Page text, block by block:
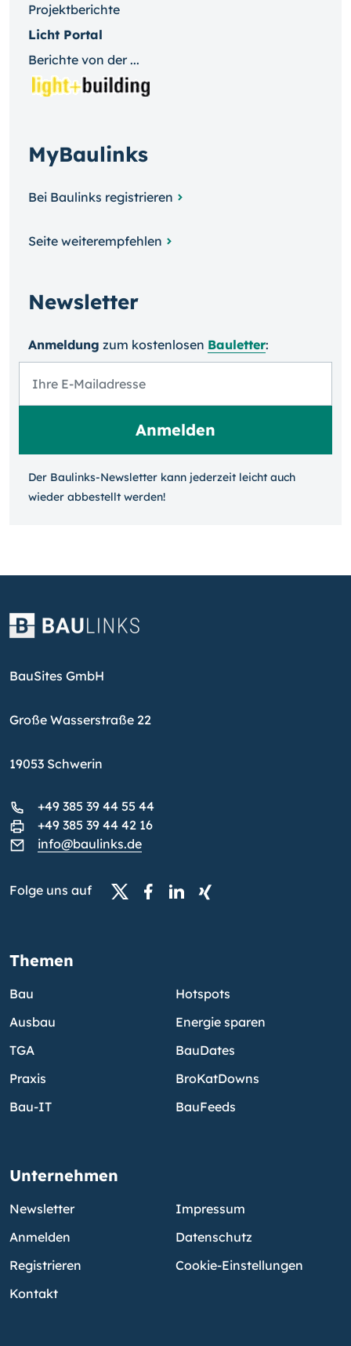
Projektberichte
Licht Portal
Berichte von der ...
MyBaulinks
Bei Baulinks registrieren
Seite weiterempfehlen
Newsletter
Anmeldung zum kosten­losen Bauletter:
Der Baulinks-Newsletter kann jeder­zeit leicht auch
wieder ab­bestellt werden!
BauSites GmbH
Große Wasserstraße 22
19053 Schwerin
+49 385 39 44 55 44
+49 385 39 44 42 16
info@baulinks.de
Folge uns auf
Themen
Bau
Ausbau
TGA
Praxis
Bau-IT
Hotspots
Energie sparen
BauDates
BroKatDowns
BauFeeds
Unternehmen
Newsletter
Anmelden
Registrieren
Kontakt
Impressum
Datenschutz
Cookie-Einstellungen